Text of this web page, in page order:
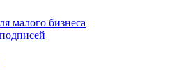
малого бизнеса